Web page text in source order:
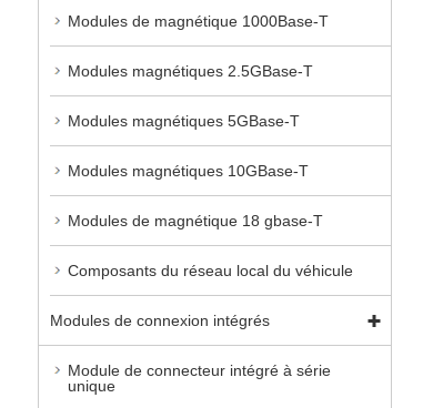
Modules de magnétique 1000Base-T
Modules magnétiques 2.5GBase-T
Modules magnétiques 5GBase-T
Modules magnétiques 10GBase-T
Modules de magnétique 18 gbase-T
Composants du réseau local du véhicule
Modules de connexion intégrés
Module de connecteur intégré à série
unique